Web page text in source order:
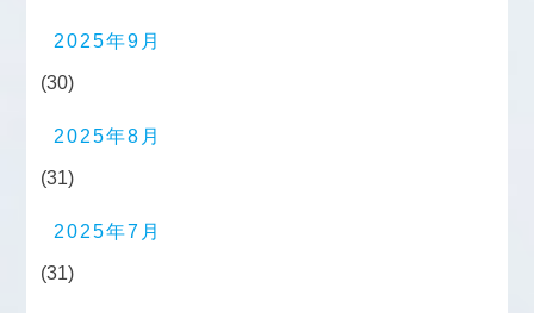
2025年9月
(30)
2025年8月
(31)
2025年7月
(31)